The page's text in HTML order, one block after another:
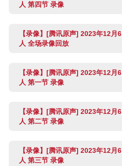
人 第四节 录像
【录像】[腾讯原声] 2023年12月
人 全场录像回放
【录像】[腾讯原声] 2023年12月
人 第一节 录像
【录像】[腾讯原声] 2023年12月
人 第二节 录像
【录像】[腾讯原声] 2023年12月
人 第三节 录像